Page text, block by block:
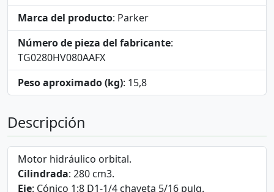
Marca del producto: Parker
Número de pieza del fabricante:
TG0280HV080AAFX
Peso aproximado (kg): 15,8
Descripción
Motor hidráulico orbital.
Cilindrada: 280 cm3.
Eje: Cónico 1:8 D1-1/4 chaveta 5/16 pulg.